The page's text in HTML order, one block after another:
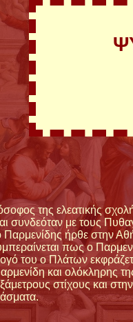
της ελεατικής
συνδεόταν με τους
ήρθε στην
πως ο
του ο Πλάτων
και ολόκληρης
στίχους και